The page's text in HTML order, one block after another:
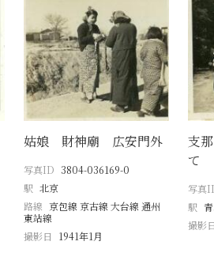
姑娘 財神廟 広安門外
写真ID 3804-036169-0
駅 北京
路線 京包線 京古線 大台線 通州
東站線
撮影日
1941年1月
支
て
写真
駅
撮影日